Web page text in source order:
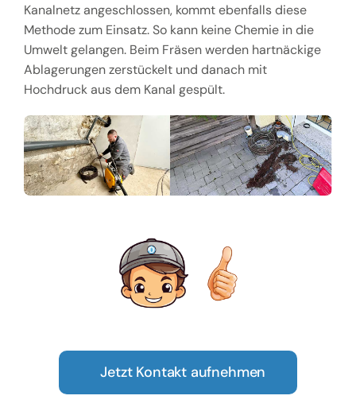
Kanalnetz angeschlossen, kommt ebenfalls diese
Methode zum Einsatz. So kann keine Chemie in die
Umwelt gelangen. Beim Fräsen werden hartnäckige
Ablagerungen zerstückelt und danach mit
Hochdruck aus dem Kanal gespült.
Jetzt Kontakt aufnehmen